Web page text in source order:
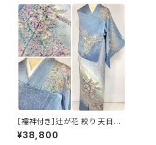
［襦袢付き］辻が花 絞り 天目染
め 紋意匠 訪問着 正絹 袷 金彩
水色 青 紫 1413
¥38,800